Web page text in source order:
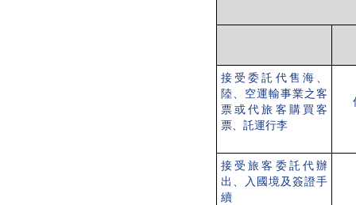
接受委託代售海、
陸、空運輸事業之客
票或代旅客購買客
票、託運行李
接受旅客委託代辦
出、入國境及簽證手
續